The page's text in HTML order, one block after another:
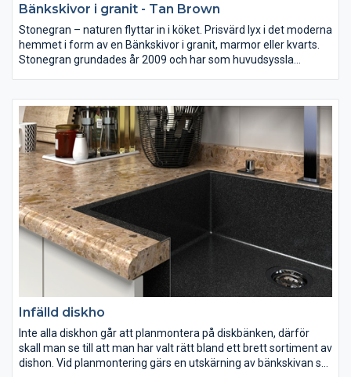
Bänkskivor i granit - Tan Brown
Stonegran – naturen flyttar in i köket. Prisvärd lyx i det moderna
hemmet i form av en Bänkskivor i granit, marmor eller kvarts.
Stonegran grundades år 2009 och har som huvudsyssla
Sten i sina naturliga färger är en investering som ni kan njuta av
i många år. Väljer ni en bänkskiva i granit, marmor eller kvarts
ger ni era lokaler en tidlös form och skönhet.
Infälld diskho
Inte alla diskhon går att planmontera på diskbänken, därför
skall man se till att man har valt rätt bland ett brett sortiment av
dishon. Vid planmontering gärs en utskärning av bänkskivan så